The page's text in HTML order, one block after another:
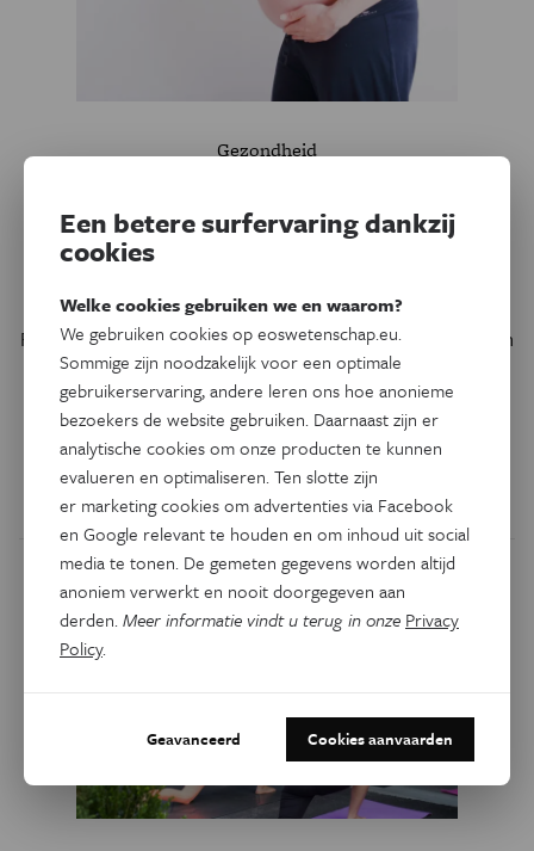
Gezondheid
zwangerschap invloed op de
hersenontwikkeling van
baby’s?
Resultaten van een nieuwe studie laten zien dat kindjes van
moeders met een SARS-CoV-2-infectie tijdens de
zwangerschap een verhoogde kans hadden op
ontwikkelingsproblemen van het brein. Dat gold alleen
voor jongetjes en niet voor meisjes.
DoorEline Feenstra
Een betere surfervaring dankzij
cookies
Welke cookies gebruiken we en waarom?
We gebruiken cookies op eoswetenschap.eu.
Sommige zijn noodzakelijk voor een optimale
gebruikerservaring, andere leren ons hoe anonieme
bezoekers de website gebruiken. Daarnaast zijn er
analytische cookies om onze producten te kunnen
evalueren en optimaliseren. Ten slotte zijn
er marketing cookies om advertenties via Facebook
en Google relevant te houden en om inhoud uit social
media te tonen. De gemeten gegevens worden altijd
anoniem verwerkt en nooit doorgegeven aan
derden.Meer informatie vindt u terug in onze Privacy
Policy.
Geavanceerd Cookies aanvaarden